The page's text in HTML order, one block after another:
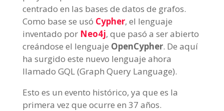
centrado en las bases de datos de grafos.
Como base se usó Cypher, el lenguaje
inventado por Neo4j, que pasó a ser abierto
creándose el lenguaje OpenCypher. De aquí
ha surgido este nuevo lenguaje ahora
llamado GQL (Graph Query Language).
Esto es un evento histórico, ya que es la
primera vez que ocurre en 37 años.